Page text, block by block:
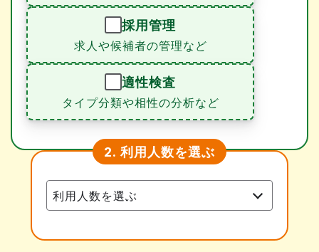
採用管理
求人や候補者の管理など
適性検査
タイプ分類や相性の分析など
2. 利用人数を選ぶ